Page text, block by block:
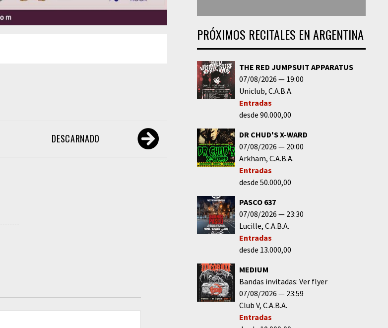
DESCARNADO
PRÓXIMOS RECITALES EN ARGENTINA
THE RED JUMPSUIT APPARATUS
07/08/2026
19:00
Uniclub C.A.B.A.
Entradas
desde 90.000,00
DR CHUD'S X-WARD
07/08/2026
20:00
Arkham C.A.B.A.
Entradas
desde 50.000,00
PASCO 637
07/08/2026
23:30
Lucille C.A.B.A.
Entradas
desde 13.000,00
MEDIUM
Bandas invitadas: Ver flyer
07/08/2026
23:59
Club V C.A.B.A.
Entradas